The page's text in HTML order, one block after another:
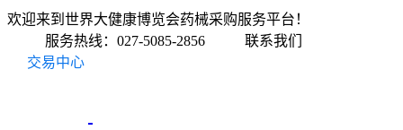
欢迎来到世界大健康博览会药械采购服务平台！
服务热线：027-5085-2856
联系我们
交易中心